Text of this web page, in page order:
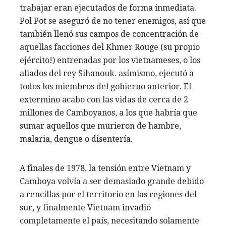
trabajar eran ejecutados de forma inmediata.
Pol Pot se aseguró de no tener enemigos, así que
también llenó sus campos de concentración de
aquellas facciones del Khmer Rouge (su propio
ejército!) entrenadas por los vietnameses, o los
aliados del rey Sihanouk. asímismo, ejecutó a
todos los miembros del gobierno anterior. El
extermino acabo con las vidas de cerca de 2
millones de Camboyanos, a los que habría que
sumar aquellos que murieron de hambre,
malaria, dengue o disentería.
A finales de 1978, la tensión entre Vietnam y
Camboya volvía a ser demasiado grande debido
a rencillas por el territorio en las regiones del
sur, y finalmente Vietnam invadió
completamente el país, necesitando solamente